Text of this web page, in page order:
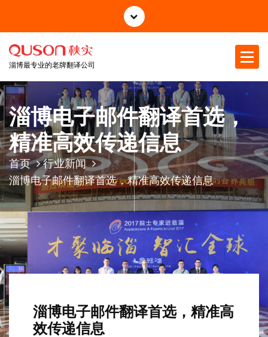
正
淄博最专业的老牌翻译公司
淄博电子邮件翻译首选，
精准高效传递信息
首页
行业新闻
淄博电子邮件翻译首选，精准高效传递信息
淄博电子邮件翻译首选，精准高
效传递信息